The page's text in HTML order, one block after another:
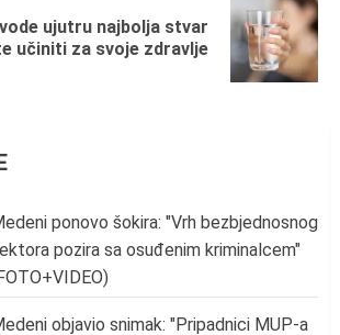
ujutru najbolja stvar
učiniti za svoje zdravlje
ponovo šokira: "Vrh bezbjednosnog
pozira sa osuđenim kriminalcem"
objavio snimak: "Pripadnici MUP-a